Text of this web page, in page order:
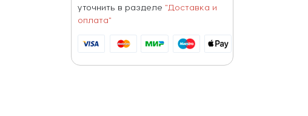
уточнить в разделе "Доставка и
оплата"